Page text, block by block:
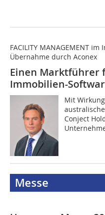
FACILITY MANAGEMENT
Übernahme durch Aconex
Einen Marktführer
Immobilien-
Mit
Conject
Messe